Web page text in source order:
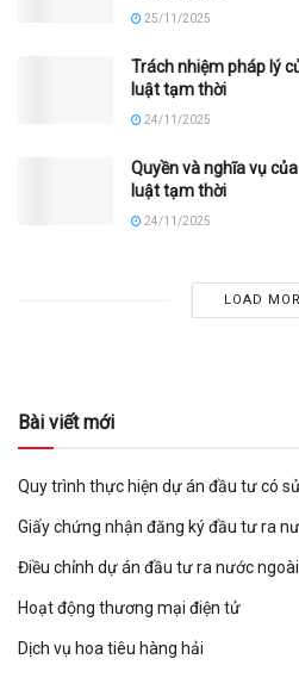
25/11/2025
Trách nhiệm pháp lý
luật tạm thời
24/11/2025
Quyền và nghĩa vụ
luật tạm thời
24/11/2025
LOAD
Bài viết mới
Quy trình thực hiện dự án đầu tư có
Giấy chứng nhận đăng ký đầu tư ra
Điều chỉnh dự án đầu tư ra nước ngoài
Hoạt động thương mại điện tử
Dịch vụ hoa tiêu hàng hải